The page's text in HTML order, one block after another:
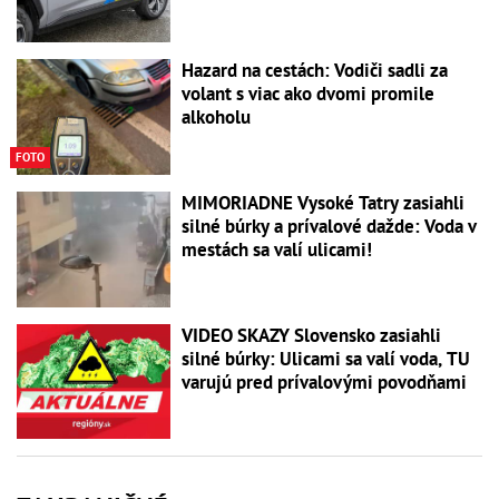
FOTO
Hazard na cestách: Vodiči sadli za
volant s viac ako dvomi promile
alkoholu
MIMORIADNE Vysoké Tatry zasiahli
silné búrky a prívalové dažde: Voda v
mestách sa valí ulicami!
VIDEO SKAZY Slovensko zasiahli
silné búrky: Ulicami sa valí voda, TU
varujú pred prívalovými povodňami